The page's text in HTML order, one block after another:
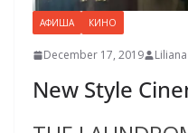
АФИША КИНО
December 17, 2019
New Style